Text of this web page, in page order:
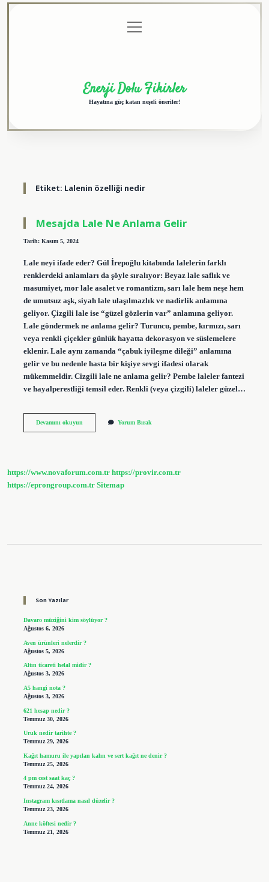
menüyü
aç
Enerji Dolu Fikirler
Hayatına güç katan neşeli öneriler!
Etiket: Lalenin özelliği nedir
Mesajda Lale Ne Anlama Gelir
Tarih: Kasım 5, 2024
Lale neyi ifade eder? Gül İrepoğlu kitabında lalelerin farklı
renklerdeki anlamları da şöyle sıralıyor: Beyaz lale saflık ve
masumiyet, mor lale asalet ve romantizm, sarı lale hem neşe hem
de umutsuz aşk, siyah lale ulaşılmazlık ve nadirlik anlamına
geliyor. Çizgili lale ise “güzel gözlerin var” anlamına geliyor.
Lale göndermek ne anlama gelir? Turuncu, pembe, kırmızı, sarı
veya renkli çiçekler günlük hayatta dekorasyon ve süslemelere
eklenir. Lale aynı zamanda “çabuk iyileşme dileği” anlamına
gelir ve bu nedenle hasta bir kişiye sevgi ifadesi olarak
mükemmeldir. Cizgili lale ne anlama gelir? Pembe laleler fantezi
ve hayalperestliği temsil eder. Renkli (veya çizgili) laleler güzel…
Devamını okuyunMesajda
Yorum Bırak
https://www.novaforum.com.tr https://provir.com.tr
https://eprongroup.com.tr Sitemap
Son Yazılar
Davaro müziğini kim söylüyor ?
Ağustos 6, 2026
Aven ürünleri nelerdir ?
Ağustos 5, 2026
Altın ticareti helal midir ?
Ağustos 3, 2026
A5 hangi nota ?
Ağustos 3, 2026
621 hesap nedir ?
Temmuz 30, 2026
Uruk nedir tarihte ?
Temmuz 29, 2026
Kağıt hamuru ile yapılan kalın ve sert kağıt ne denir ?
Temmuz 25, 2026
4 pm cest saat kaç ?
Temmuz 24, 2026
Instagram kısıtlama nasıl düzelir ?
Temmuz 23, 2026
Anne köftesi nedir ?
Temmuz 21, 2026